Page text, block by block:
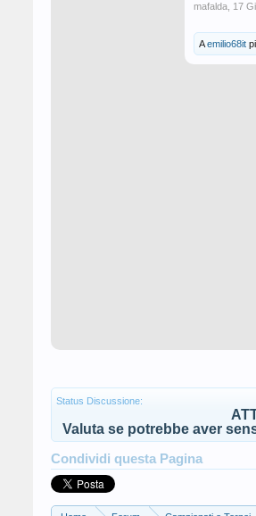
mafalda 17
Aemilio68it
Status Discussione:
Valuta se potrebbe aver
Condividi questa Pagina